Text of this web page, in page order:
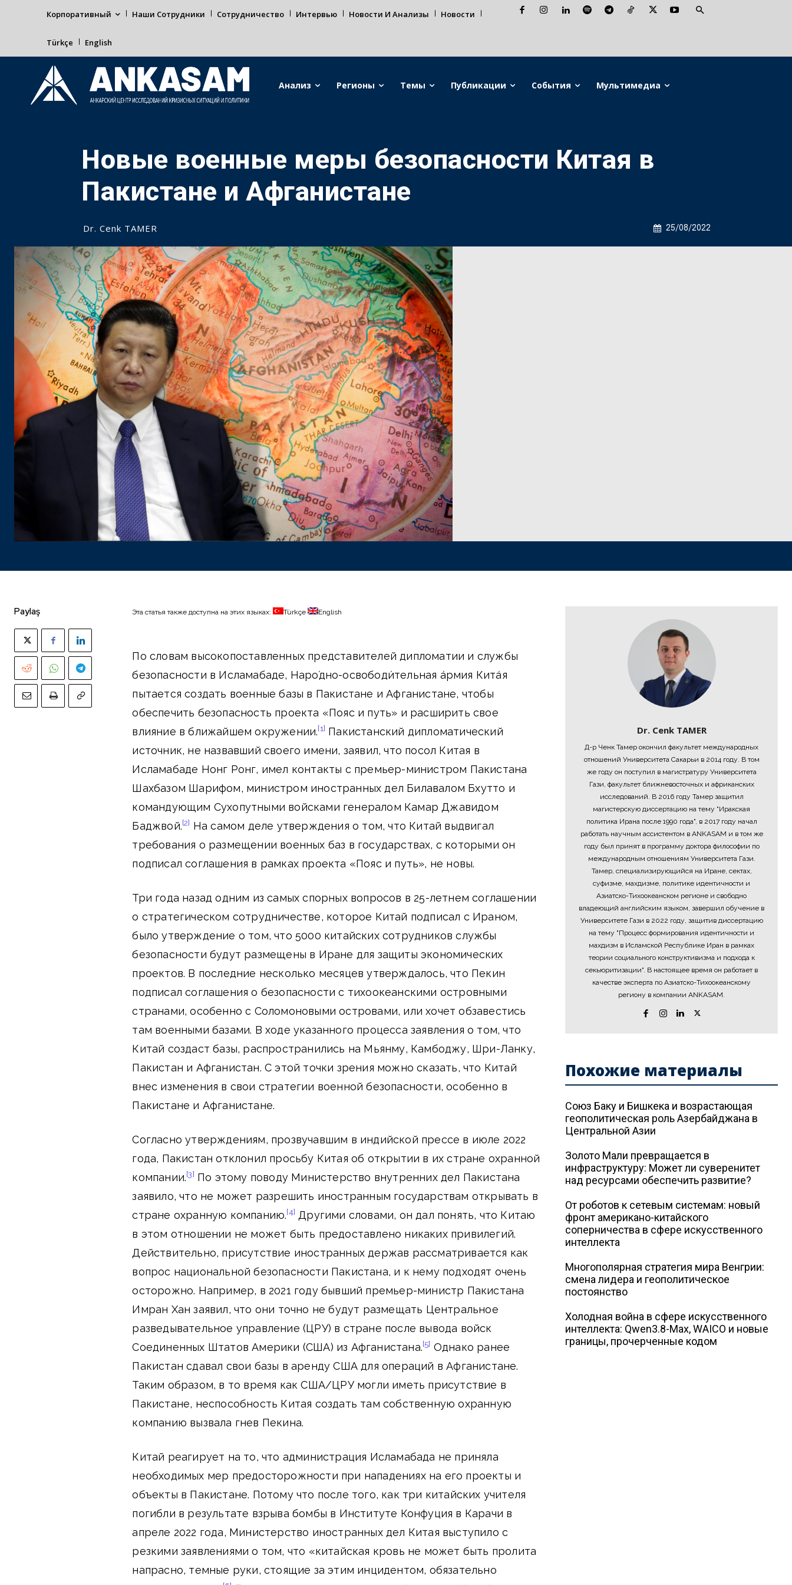
Корпоративный Наши Сотрудники Сотрудничество Интервью Новости И Анализы Новости
Türkçe English
Анализ Регионы Темы Публикации События Мультимедиа
Новые военные меры безопасности Китая в
Пакистане и Афганистане
25/08/2022
Dr. Cenk TAMER
Paylaş Эта статья также доступна на этих языках: Türkçe English
По словам высокопоставленных представителей дипломатии и службы
безопасности в Исламабаде, Наро́дно-освободи́тельная а́рмия Кита́я
пытается создать военные базы в Пакистане и Афганистане, чтобы
обеспечить безопасность проекта «Пояс и путь» и расширить свое
влияние в ближайшем окружении.[1] Пакистанский дипломатический
источник, не назвавший своего имени, заявил, что посол Китая в
Исламабаде Нонг Ронг, имел контакты с премьер-министром Пакистана
Шахбазом Шарифом, министром иностранных дел Билавалом Бхутто и
командующим Сухопутными войсками генералом Камар Джавидом
Баджвой.[2] На самом деле утверждения о том, что Китай выдвигал
требования о размещении военных баз в государствах, с которыми он
подписал соглашения в рамках проекта «Пояс и путь», не новы.
Три года назад одним из самых спорных вопросов в 25-летнем соглашении
о стратегическом сотрудничестве, которое Китай подписал с Ираном,
было утверждение о том, что 5000 китайских сотрудников службы
безопасности будут размещены в Иране для защиты экономических
проектов. В последние несколько месяцев утверждалось, что Пекин
подписал соглашения о безопасности с тихоокеанскими островными
странами, особенно с Соломоновыми островами, или хочет обзавестись
там военными базами. В ходе указанного процесса заявления о том, что
Китай создаст базы, распространились на Мьянму, Камбоджу, Шри-Ланку,
Пакистан и Афганистан. С этой точки зрения можно сказать, что Китай
внес изменения в свои стратегии военной безопасности, особенно в
Пакистане и Афганистане.
Согласно утверждениям, прозвучавшим в индийской прессе в июле 2022
года, Пакистан отклонил просьбу Китая об открытии в их стране охранной
компании.[3] По этому поводу Министерство внутренних дел Пакистана
заявило, что не может разрешить иностранным государствам открывать в
стране охранную компанию.[4] Другими словами, он дал понять, что Китаю
в этом отношении не может быть предоставлено никаких привилегий.
Действительно, присутствие иностранных держав рассматривается как
вопрос национальной безопасности Пакистана, и к нему подходят очень
осторожно. Например, в 2021 году бывший премьер-министр Пакистана
Имран Хан заявил, что они точно не будут размещать Центральное
разведывательное управление (ЦРУ) в стране после вывода войск
Соединенных Штатов Америки (США) из Афганистана.[5] Однако ранее
Пакистан сдавал свои базы в аренду США для операций в Афганистане.
Таким образом, в то время как США/ЦРУ могли иметь присутствие в
Пакистане, неспособность Китая создать там собственную охранную
компанию вызвала гнев Пекина.
Китай реагирует на то, что администрация Исламабада не приняла
необходимых мер предосторожности при нападениях на его проекты и
объекты в Пакистане. Потому что после того, как три китайских учителя
погибли в результате взрыва бомбы в Институте Конфуция в Карачи в
апреле 2022 года, Министерство иностранных дел Китая выступило с
резкими заявлениями о том, что «китайская кровь не может быть пролита
напрасно, темные руки, стоящие за этим инцидентом, обязательно
Dr. Cenk TAMER
Д-р Ченк Тамер окончил факультет международных
отношений Университета Сакарьи в 2014 году. В том
же году он поступил в магистратуру Университета
Гази, факультет ближневосточных и африканских
исследований. В 2016 году Тамер защитил
магистерскую диссертацию на тему "Иракская
политика Ирана после 1990 года", в 2017 году начал
работать научным ассистентом в ANKASAM и в том же
году был принят в программу доктора философии по
международным отношениям Университета Гази.
Тамер, специализирующийся на Иране, сектах,
суфизме, махдизме, политике идентичности и
Азиатско-Тихоокеанском регионе и свободно
владеющий английским языком, завершил обучение в
Университете Гази в 2022 году, защитив диссертацию
на тему "Процесс формирования идентичности и
махдизм в Исламской Республике Иран в рамках
теории социального конструктивизма и подхода к
секьюритизации". В настоящее время он работает в
качестве эксперта по Азиатско-Тихоокеанскому
региону в компании ANKASAM.
Похожие материалы
Союз Баку и Бишкека и возрастающая
геополитическая роль Азербайджана в
Центральной Азии
Золото Мали превращается в
инфраструктуру: Может ли суверенитет
над ресурсами обеспечить развитие?
От роботов к сетевым системам: новый
фронт американо-китайского
соперничества в сфере искусственного
интеллекта
Многополярная стратегия мира Венгрии:
смена лидера и геополитическое
постоянство
Холодная война в сфере искусственного
интеллекта: Qwen3.8-Max, WAICO и новые
границы, прочерченные кодом